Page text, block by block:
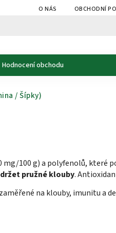
O NÁS OBCHODNÍ
Hodnocení obchodu
/ Šípky)
100 g) a polyfenolů, které
pružné klouby.
na klouby, imunitu a